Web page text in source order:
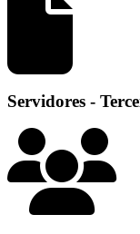
Servidores -